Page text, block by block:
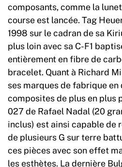
composants, comme la
course est lancée. Tag
1998 sur le cadran de sa
plus loin avec sa C-F1
entièrement en fibre de
bracelet. Quant à Richard
ses marques de fabrique
composites de plus en plus
027 de Rafael Nadal (20
inclus) est ainsi capable de
de plusieurs G sur terre
ces pièces avec son effet
les esthètes. La dernière